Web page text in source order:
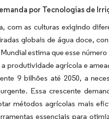
por Tecnologias de
com as culturas exigindo
globais de água doce,
estima que esse
produtividade agrícola e
9 bilhões até 2050, a
Essa crescente
métodos agrícolas mais
essenciais para